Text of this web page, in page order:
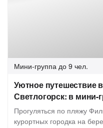
Мини-группа до 9 чел.
Уютное путешествие
Светлогорск: в мини-
Прогуляться по пляжу
курортных городка на